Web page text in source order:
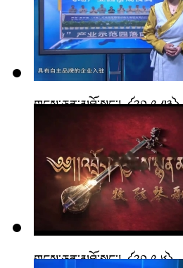
གངས་ཅན་མཐོ་སྒང་། ༼༢༠.༩.༡༣༽
གངས་ཅན་མཐོ་སྒང་། ༼༢༠.༩.༦༽